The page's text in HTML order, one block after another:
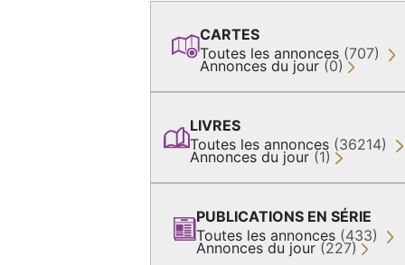
CARTES
Toutes les annonces (707)
Annonces du jour (0)
LIVRES
Toutes les annonces (36214)
Annonces du jour (1)
PUBLICATIONS EN SÉRIE
Toutes les annonces (433)
Annonces du jour (227)